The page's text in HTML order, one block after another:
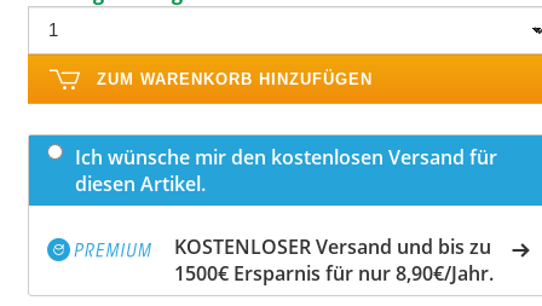
ZUM WARENKORB HINZUFÜGEN
Ich wünsche mir den kostenlosen Versand für
diesen Artikel.
KOSTENLOSER Versand und bis zu
1500€ Ersparnis für nur 8,90€/Jahr.